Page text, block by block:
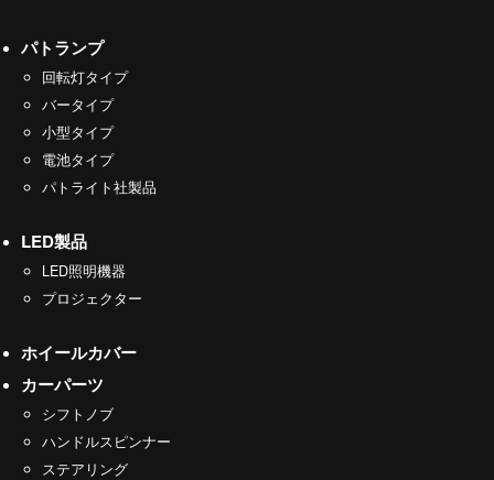
パトランプ
回転灯タイプ
バータイプ
小型タイプ
電池タイプ
パトライト社製品
LED製品
LED照明機器
プロジェクター
ホイールカバー
カーパーツ
シフトノブ
ハンドルスピンナー
ステアリング